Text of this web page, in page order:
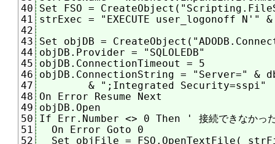
40
41
42
43
44
45
46
47
48
49
50
51
52
Set FSO =
strExec = "EXECUTE user_logonoff
Set objDB =
objDB.Provider = "SQLOLEDB"
objDB.ConnectionTimeout = 5
objDB.ConnectionString = "Server=" &
On Error Resume Next
objDB.Open
If Err.Number <> 0 Then ' 接続できなかった
  On Error Goto 0
Set objFile = FSO.OpenTextFile(